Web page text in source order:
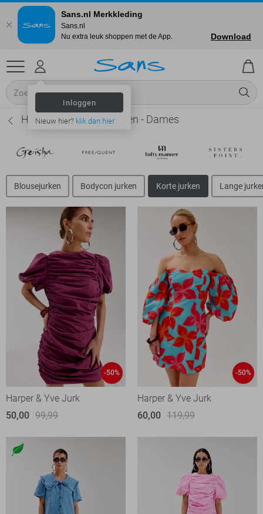
Inloggen
Nieuw hier? klik dan hier
Harper & Yve Korte jurken - Dames
Blousejurken Bodycon jurken Korte jurken Lange
-50%
Harper & Yve Jurk
50,00 99,99
-50%
Harper & Yve Jurk
60,00 119,99
Sans.nl Merkkleding
Sans.nl
Nu extra leuk shoppen met de App.
Download